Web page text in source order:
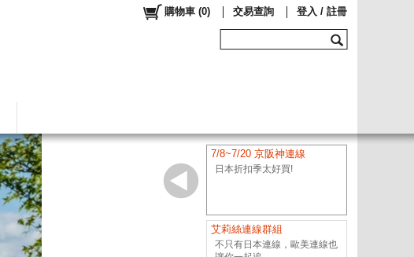
購物車 (0) 交易查詢 登入 / 註冊
7/8~7/20 京阪神連線
日本折扣季太好買!
艾莉絲連線群組
不只有日本連線，歐美連線也